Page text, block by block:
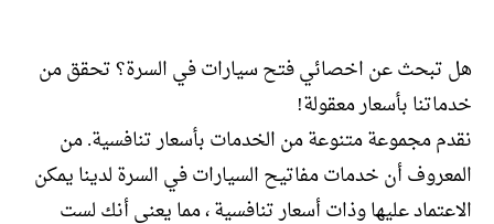
هل تبحث عن اخصائي فتح سيارات في السرة؟ تحقق من
خدماتنا بأسعار معقولة!
نقدم مجموعة متنوعة من الخدمات بأسعار تنافسية. من
المعروف أن خدمات مفاتيح السيارات في السرة لدينا يمكن
الاعتماد عليها وذات أسعار تنافسية ، مما يعني أنك لست